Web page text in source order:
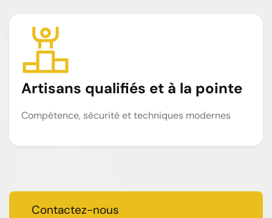
Artisans qualifiés et à la pointe
Compétence, sécurité et techniques modernes
Contactez-nous